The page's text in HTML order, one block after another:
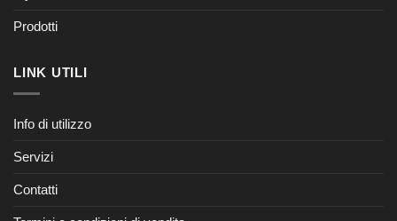
Prodotti
LINK UTILI
Info di utilizzo
Servizi
Contatti